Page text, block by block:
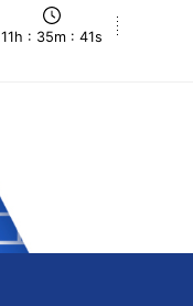
11h : 35m : 42s